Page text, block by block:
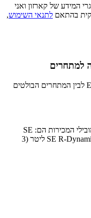
המידע של קארזון ואני
בהתאם לתנאי השימוש,
השוואת רמות הגימור של יגואר E-Pace 2023 לבין המתחרים הבולטים
10 רכבי יגואר E-Pace נמכרו בשנת 2023. מובילי המכירות הם: SE
160Hp 1.5 ליטר (7 מכירות), SE R-Dynamic 160Hp 1.5 ליטר (3